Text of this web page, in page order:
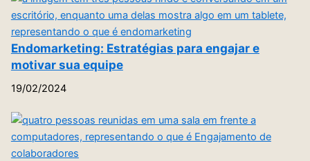
Endomarketing: Estratégias para engajar e
motivar sua equipe
19/02/2024